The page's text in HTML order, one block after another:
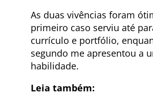
As duas vivências foram
primeiro caso serviu até
currículo e portfólio,
segundo me apresentou a
habilidade.
Leia também: